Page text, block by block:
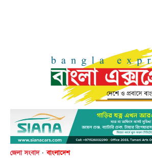
জেলা সংবাদ বাংলাদেশ